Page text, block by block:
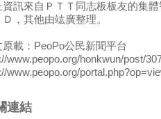
資訊來自ＰＴＴ同志板板友的集
，其他由竑廣整理。
原載：PeoPo公民新聞平台
www.peopo.org/honkwun/post/
www.peopo.org/
連結